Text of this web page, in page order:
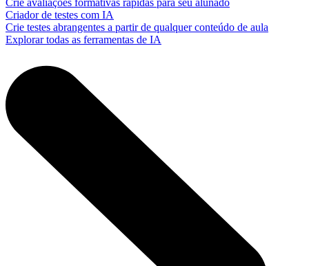
Crie avaliações formativas rápidas para seu alunado
Criador de testes com IA
Crie testes abrangentes a partir de qualquer conteúdo de aula
Explorar todas as ferramentas de IA